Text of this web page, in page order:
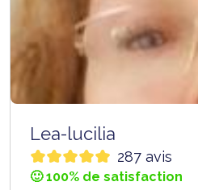
Lea-lucilia
287 avis
🙂 100% de satisfaction